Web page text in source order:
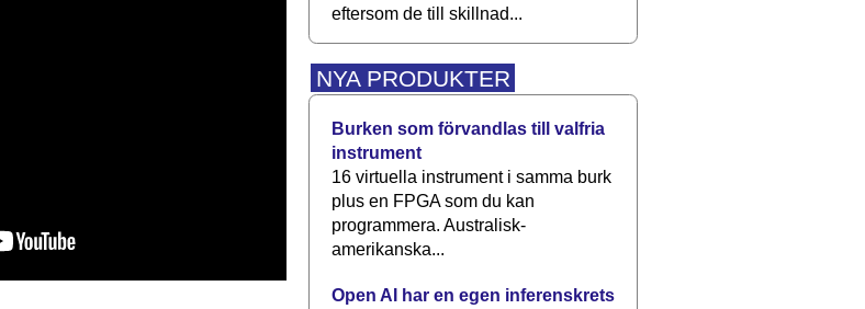
eftersom de till skillnad...
NYA PRODUKTER
Burken som förvandlas till valfria
instrument
16 virtuella instrument i samma burk
plus en FPGA som du kan
programmera. Australisk-
amerikanska...
Open AI har en egen inferenskrets